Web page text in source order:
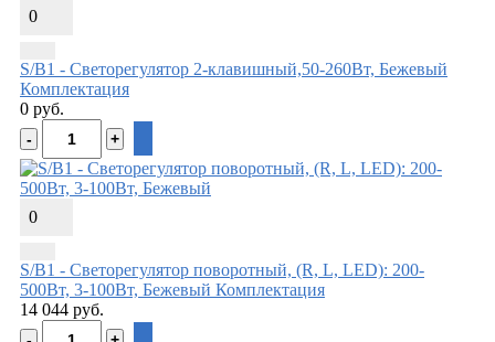
0
S/B1 - Светорегулятор 2-клавишный,50-260Вт, Бежевый
Комплектация
0 руб.
0
S/B1 - Светорегулятор поворотный, (R, L, LED): 200-
500Вт, 3-100Вт, Бежевый Комплектация
14 044 руб.